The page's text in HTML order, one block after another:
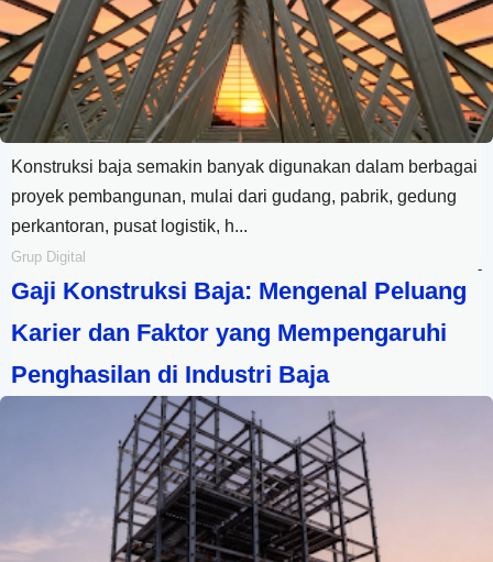
Konstruksi baja semakin banyak digunakan dalam berbagai
proyek pembangunan, mulai dari gudang, pabrik, gedung
perkantoran, pusat logistik, h...
Grup Digital
-
Gaji Konstruksi Baja: Mengenal Peluang
Karier dan Faktor yang Mempengaruhi
Penghasilan di Industri Baja